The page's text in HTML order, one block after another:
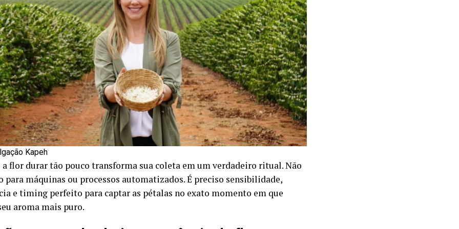
Kapeh
a flor durar tão pouco transforma sua coleta em um verdadeiro ritual. Não
para máquinas ou processos automatizados. É preciso sensibilidade,
e timing perfeito para captar as pétalas no exato momento em que
aroma mais puro.